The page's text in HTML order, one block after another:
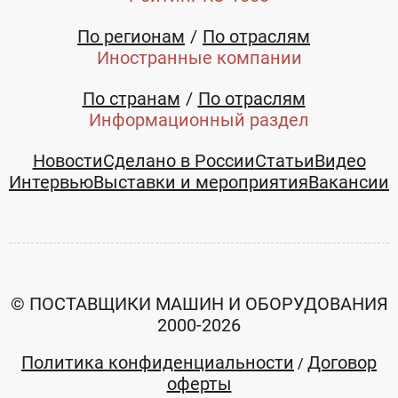
область
278988
ком...
область
278988
По регионам
По отраслям
Иностранные компании
По странам
По отраслям
Информационный раздел
НовостиСделано в РоссииСтатьиВидео
ИнтервьюВыставки и мероприятияВакансии
© ПОСТАВЩИКИ МАШИН И ОБОРУДОВАНИЯ
2000-2026
Политика конфиденциальности / Договор
оферты